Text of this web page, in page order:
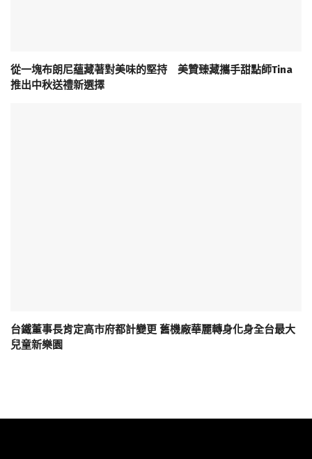
從一塊布朗尼蘊藏著對美味的堅持 美贊臻藏攜手甜點師Tina
推出中秋送禮新選擇
台鐵董事長肯定高市府都計變更 舊機廠華麗轉身化身全台最大
兒童新樂園